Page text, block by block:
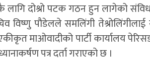
दोश्रो पटक गठन हुन लागेको
पौडेलले समलिंगी तेश्रोलिंगीलाई
माओवादीको पार्टी कार्यालय
पत्र दर्ता गराएको छ ।